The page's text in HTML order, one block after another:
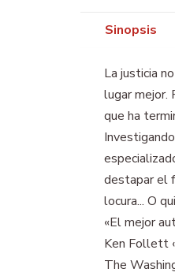
Sinopsis
La justicia
lugar mejor.
que ha
destapar el
locura... O
«El mejor
Ken Follett
The